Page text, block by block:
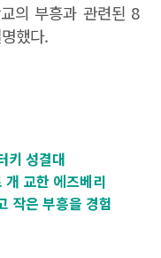
의 부흥과 관련된 8
했다.
키 성결대
교한 에즈베리
작은 부흥을 경험